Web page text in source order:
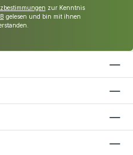
zur Kenntnis
gelesen und bin mit ihnen